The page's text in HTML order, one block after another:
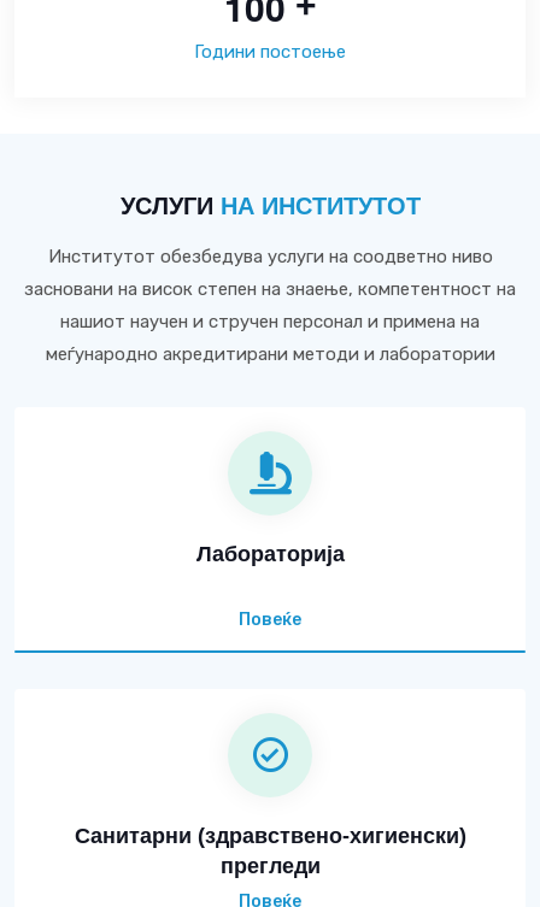
Години постоење
УСЛУГИ НА ИНСТИТУТОТ
Институтот обезбедува услуги на соодветно ниво
засновани на висок степен на знаење, компетентност на
нашиот научен и стручен персонал и примена на
меѓународно акредитирани методи и лаборатории
Лабораторија
Повеќе
Санитарни (здравствено-хигиенски)
прегледи
Повеќе